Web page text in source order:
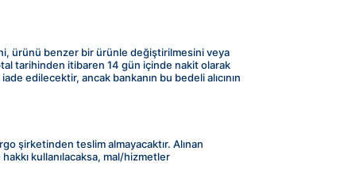
ürünü benzer bir ürünle değiştirilmesini veya
tarihinden itibaren 14 gün içinde nakit olarak
edilecektir, ancak bankanın bu bedeli alıcının
şirketinden teslim almayacaktır. Alınan
kullanılacaksa, mal/hizmetler